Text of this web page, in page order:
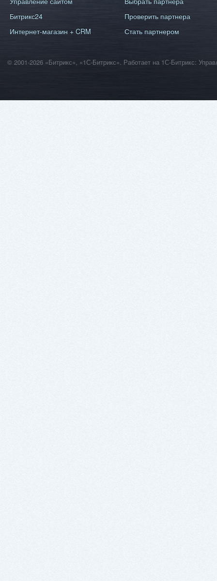
Битрикс24
Интернет-магазин + CRM
Проверить партнера
Стать партнером
© 2001-2026 «Битрикс», «1С-Битрикс». Работает на 1С-Битрикс: